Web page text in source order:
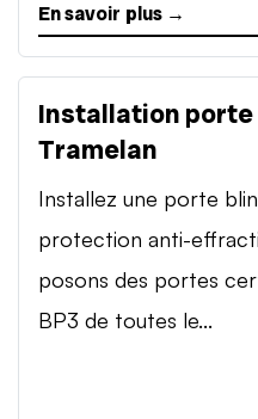
En savoir plus →
Installation porte
Tramelan
Installez une porte
protection anti-
posons des portes
BP3 de toutes le...